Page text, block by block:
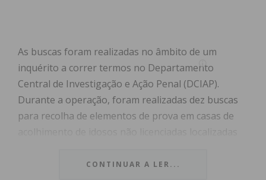
As buscas foram realizadas no âmbito de um
inquérito a correr termos no Departamento
Central de Investigação e Ação Penal (DCIAP).
Durante a operação, foram realizadas dez buscas
para recolha de elementos de prova em casas de
CONTINUAR A LER...